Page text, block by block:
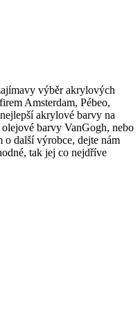
výběr akrylových
Amsterdam, Pébeo,
akrylové barvy na
barvy VanGogh, nebo
o další výrobce, dejte nám
tak jej co nejdříve